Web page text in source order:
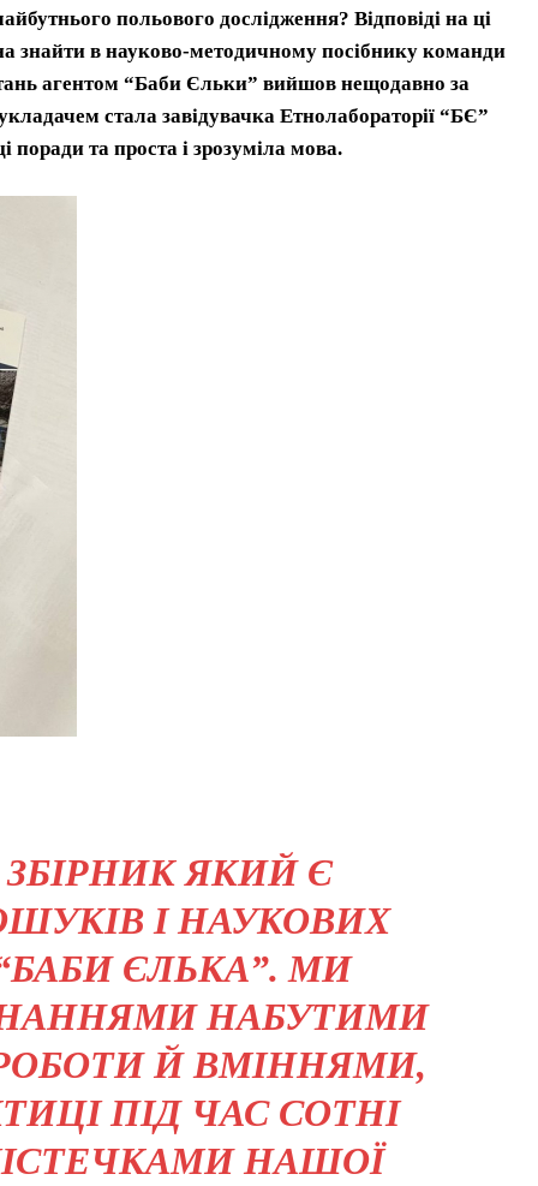
польового дослідження? Відповіді на ці
знайти в науково-методичному посібнику команди
агентом “Баби Єльки” вийшов нещодавно за
стала завідувачка Етнолабораторії “БЄ”
та проста і зрозуміла мова.
ЯКИЙ Є
І НАУКОВИХ
ЄЛЬКА”. МИ
НАБУТИМИ
Й ВМІННЯМИ,
ПІД ЧАС СОТНІ
НАШОЇ